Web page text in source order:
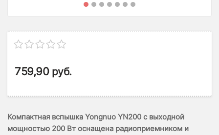
759,90 руб.
Компактная вспышка Yongnuo YN200 с выходной
мощностью 200 Вт оснащена радиоприемником и